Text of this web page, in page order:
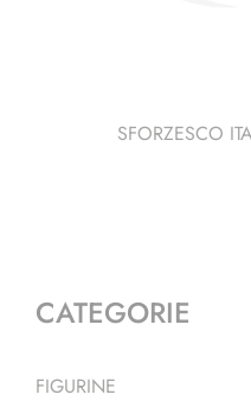
SFORZESCO
CATEGORIE
FIGURINE